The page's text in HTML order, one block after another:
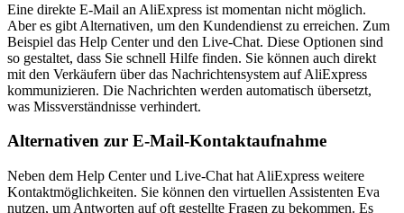
Eine direkte E-Mail an AliExpress ist momentan nicht möglich.
Aber es gibt Alternativen, um den Kundendienst zu erreichen. Zum
Beispiel das Help Center und den Live-Chat. Diese Optionen sind
so gestaltet, dass Sie schnell Hilfe finden. Sie können auch direkt
mit den Verkäufern über das Nachrichtensystem auf AliExpress
kommunizieren. Die Nachrichten werden automatisch übersetzt,
was Missverständnisse verhindert.
Alternativen zur E-Mail-Kontaktaufnahme
Neben dem Help Center und Live-Chat hat AliExpress weitere
Kontaktmöglichkeiten. Sie können den virtuellen Assistenten Eva
nutzen, um Antworten auf oft gestellte Fragen zu bekommen. Es